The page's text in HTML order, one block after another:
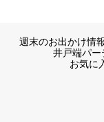
週末のお出かけ情
井戸端パー
お気に